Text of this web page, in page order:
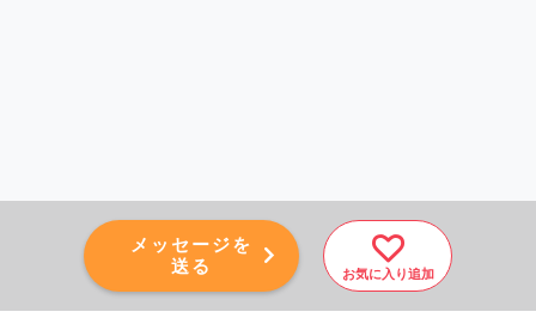
メッセージを
送る
お気に入り追加